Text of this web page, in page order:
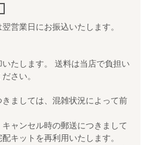
営業日にお振込いたします。
たします。 送料は当店で負担い
さい。
ましては、混雑状況によって前
ャンセル時の郵送につきまして
キットを再利用いたします。